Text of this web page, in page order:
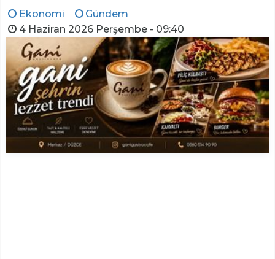
Ekonomi
Gündem
4 Haziran 2026 Perşembe - 09:40